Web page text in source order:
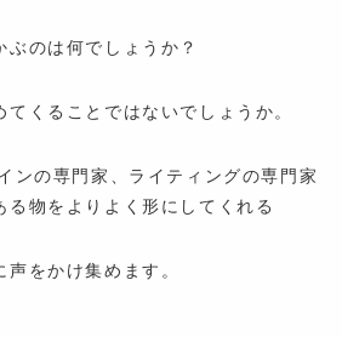
のは何でしょうか？
くることではないでしょうか。
ンの専門家、ライティングの専門家
る物をよりよく形にしてくれる
をかけ集めます。